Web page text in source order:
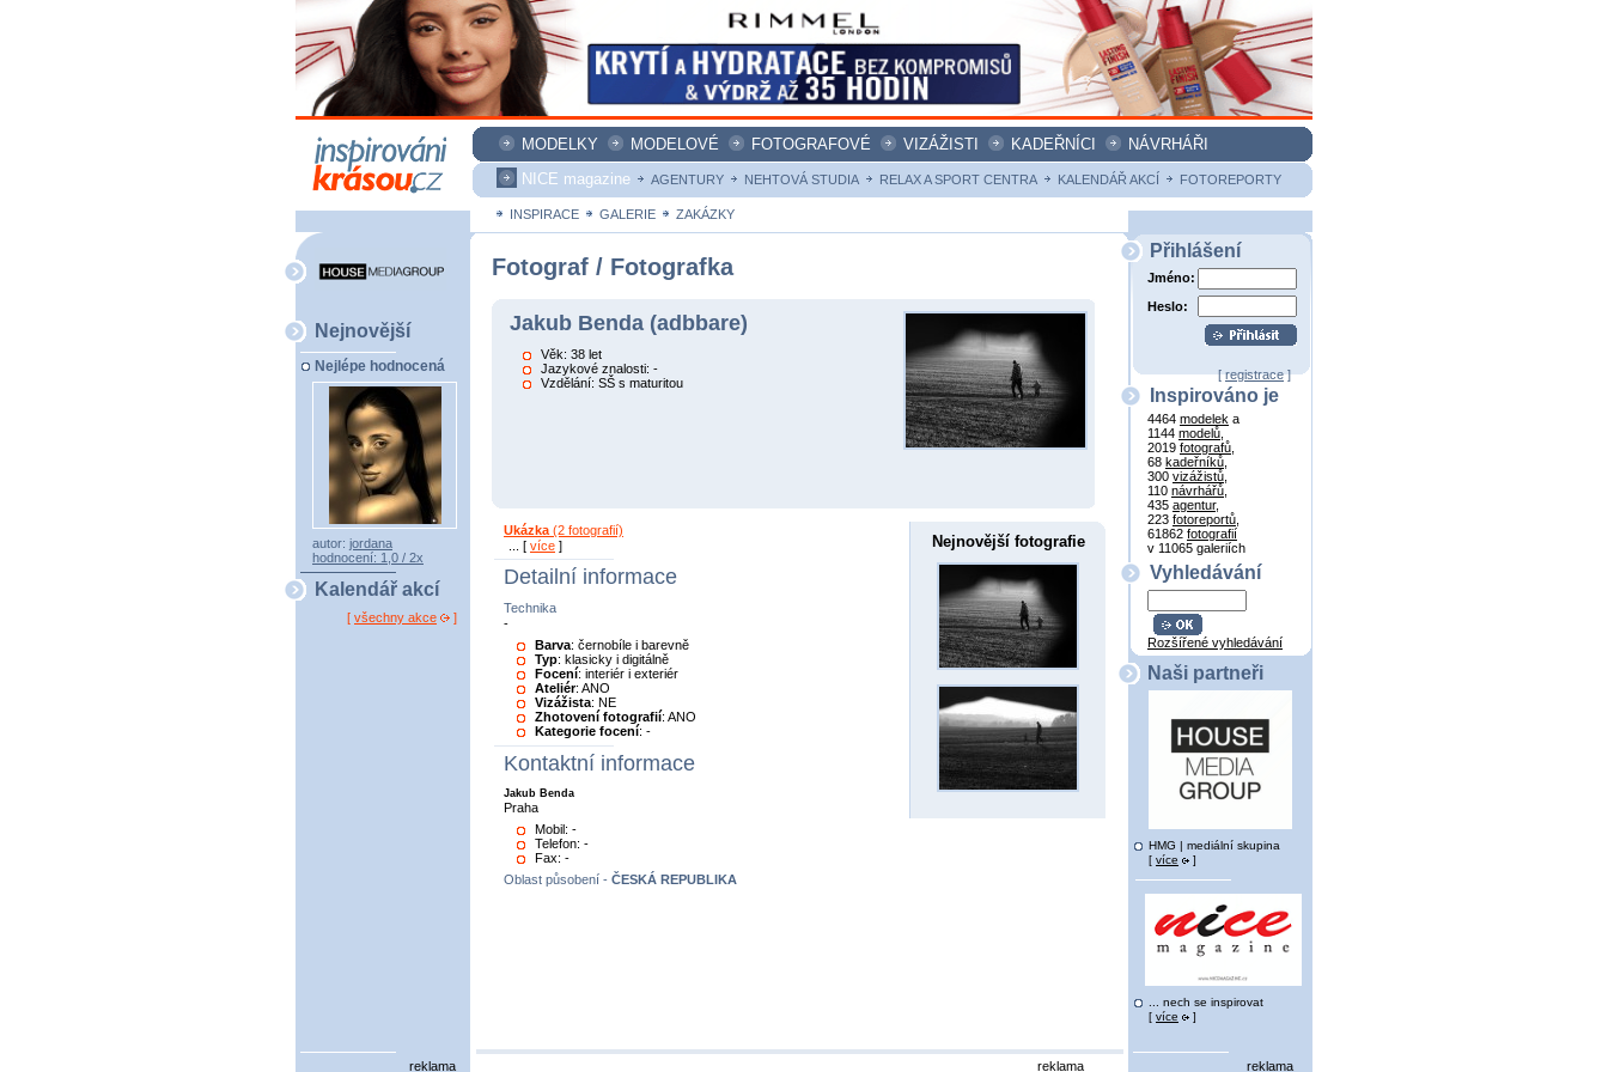
MODELKY MODELOVÉ FOTOGRAFOVÉ VIZÁŽISTI KADEŘNÍCI
NÁVRHÁŘI
NICE magazine
AGENTURY NEHTOVÁ STUDIA RELAX A SPORT CENTRA KALENDÁŘ AKCÍ FOTOREPORTY
INSPIRACE GALERIE ZAKÁZKY
Nejnovější
Nejlépe hodnocená
autor: jordana
hodnocení: 1,0 / 2x
Kalendář akcí
[ všechny akce ]
Fotograf / Fotografka
Jakub Benda (adbbare)
Věk: 38 let
Jazykové znalosti: -
Vzdělání: SŠ s maturitou
Nejnovější fotografie
Ukázka (2 fotografií)
... [ více ]
Detailní informace
Technika
-
Barva: černobíle i barevně
Typ: klasicky i digitálně
Focení: interiér i exteriér
Ateliér: ANO
Vizážista: NE
Zhotovení fotografií: ANO
Kategorie focení: -
Kontaktní informace
Jakub Benda
Praha
Mobil: -
Telefon: -
Fax: -
Oblast působení - ČESKÁ REPUBLIKA
Přihlášení
Jméno:
Heslo:
[registrace]
Inspirováno je
4464 modelek a
1144 modelů
2019 fotografů
68 kadeřníků
300 vizážistů
110 návrhářů
435 agentur,
223 fotoreportů
61862 fotografií
v 11065 galeriích
Vyhledávání
Rozšířené vyhledávání
Naši partneři
HMG | mediální skupina
[ více ]
... nech se inspirovat
[ více ]
reklama reklama reklama